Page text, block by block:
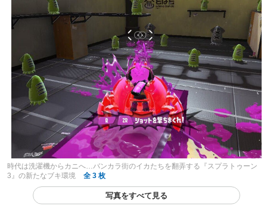
時代は洗濯機からカニへ…バンカラ街のイカたちを翻弄する『スプラトゥーン
3』の新たなブキ環境
全 3 枚
写真をすべて見る